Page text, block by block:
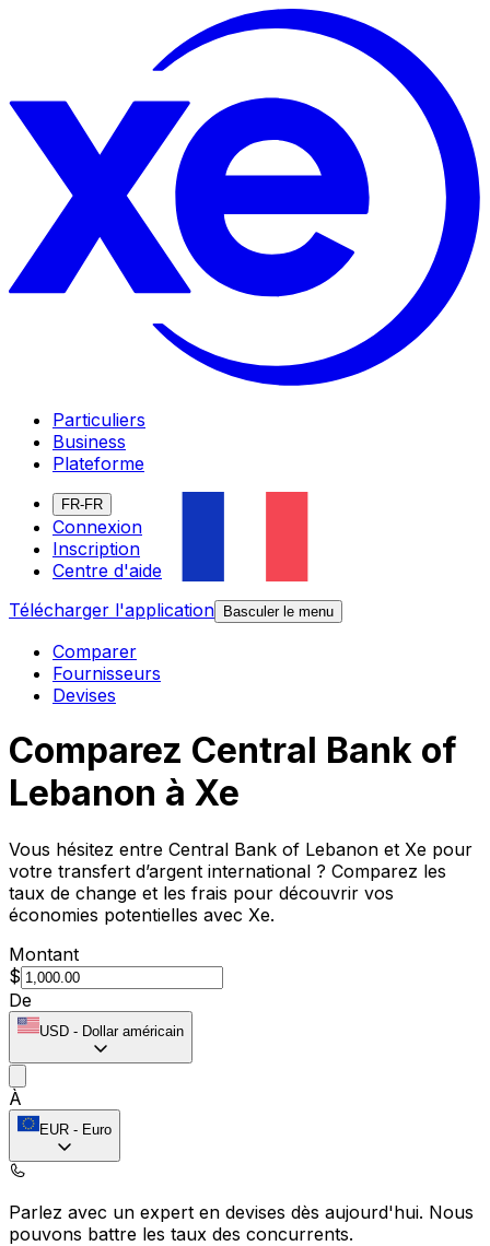
Particuliers
Business
Plateforme
FR-FR
Connexion
Inscription
Centre d'aide
Télécharger l'application
Basculer le menu
Comparer
Fournisseurs
Devises
Comparez Central Bank of
Lebanon à Xe
Vous hésitez entre Central Bank of Lebanon et Xe pour
votre transfert d’argent international ? Comparez les
taux de change et les frais pour découvrir vos
économies potentielles avec Xe.
Montant
$
De
USD - Dollar américain
À
EUR - Euro
Parlez avec un expert en devises dès aujourd'hui. Nous
pouvons battre les taux des concurrents.